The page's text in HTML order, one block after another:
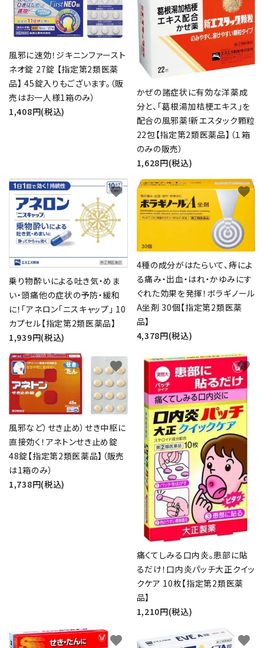
風邪に速効！ジキニンファースト
ネオ錠 27錠 【指定第2類医薬
品】 45錠入りもございます。（販
売はお一人様1箱のみ）
1,408円(税込)
かぜの諸症状に有効な洋薬成
分と、「葛根湯加桔梗エキス」を
配合の風邪薬!新エスタック顆粒
22包【指定第2類医薬品】（１箱
のみの販売）
1,628円(税込)
乗り物酔いによる吐き気・めま
い・頭痛他の症状の予防・緩和
に！「アネロン「ニスキャップ」 10
カプセル【指定第2類医薬品】
1,939円(税込)
favorite
4種の成分がはたらいて、痔によ
る痛み・出血・はれ・かゆみにす
ぐれた効果を発揮！ボラギノール
A坐剤 30個【指定第2類医薬
品】
4,378円(税込)
favorite
風邪など）せき止め）せき中枢に
直接効く！アネトンせき止め錠
48錠【指定第2類医薬品】（販売
は1箱のみ）
1,738円(税込)
favorite
痛くてしみる口内炎。患部に貼
るだけ！口内炎パッチ大正クイッ
クケア 10枚【指定第2類医薬
品】
1,210円(税込)
favorite
favorite favorite
キーワード
カテゴリー
検索する